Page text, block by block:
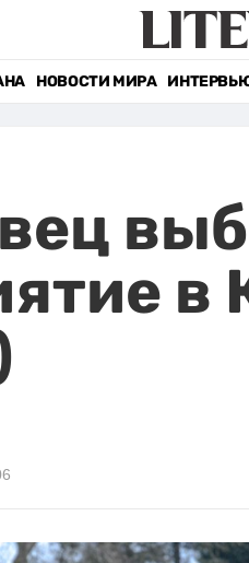
НОВОСТИ МИРА
в